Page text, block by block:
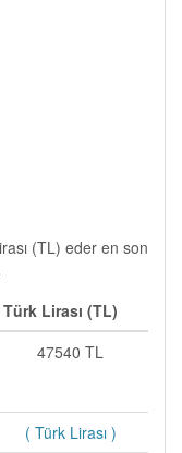
(TL) eder en son
Lirası (TL)
47540 TL
( Türk Lirası )